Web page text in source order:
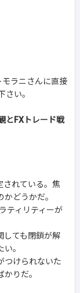
ラニさんに直接
さい。
とFXトレード戦
されている。焦
どうかだ。
ティリティーが
しても閉鎖が解
。
つけられないた
りだ。